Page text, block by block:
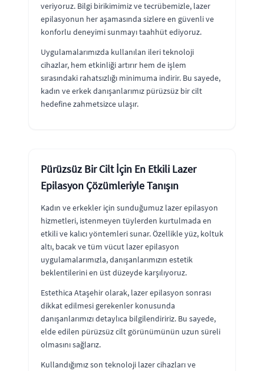
veriyoruz. Bilgi birikimimiz ve tecrübemizle, lazer
epilasyonun her aşamasında sizlere en güvenli ve
konforlu deneyimi sunmayı taahhüt ediyoruz.
Uygulamalarımızda kullanılan ileri teknoloji
cihazlar, hem etkinliği artırır hem de işlem
sırasındaki rahatsızlığı minimuma indirir. Bu sayede,
kadın ve erkek danışanlarımız pürüzsüz bir cilt
hedefine zahmetsizce ulaşır.
Pürüzsüz Bir Cilt İçin En Etkili Lazer
Epilasyon Çözümleriyle Tanışın
Kadın ve erkekler için sunduğumuz lazer epilasyon
hizmetleri, istenmeyen tüylerden kurtulmada en
etkili ve kalıcı yöntemleri sunar. Özellikle yüz, koltuk
altı, bacak ve tüm vücut lazer epilasyon
uygulamalarımızla, danışanlarımızın estetik
beklentilerini en üst düzeyde karşılıyoruz.
Estethica Ataşehir olarak, lazer epilasyon sonrası
dikkat edilmesi gerekenler konusunda
danışanlarımızı detaylıca bilgilendiririz. Bu sayede,
elde edilen pürüzsüz cilt görünümünün uzun süreli
olmasını sağlarız.
Kullandığımız son teknoloji lazer cihazları ve